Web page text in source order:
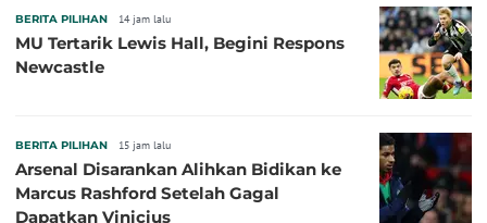
BERITA PILIHAN 14 jam lalu
MU Tertarik Lewis Hall, Begini Respons
Newcastle
BERITA PILIHAN 15 jam lalu
Arsenal Disarankan Alihkan Bidikan ke
Marcus Rashford Setelah Gagal
Dapatkan Vinicius